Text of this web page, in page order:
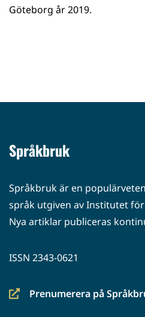
Göteborg år 2019.
Språkbruk
Språkbruk är en
språk utgiven av Institutet
Nya artiklar publiceras
ISSN 2343-0621
Prenumerera på
(siirryt